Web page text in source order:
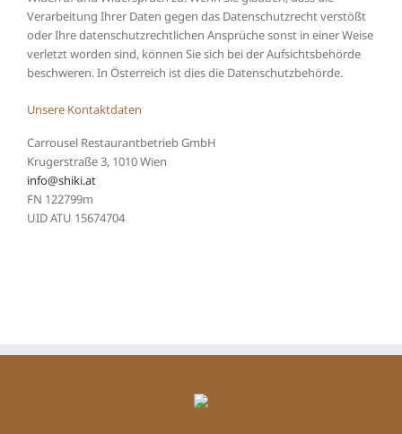
Verarbeitung Ihrer Daten gegen das Datenschutzrecht verstößt
oder Ihre datenschutzrechtlichen Ansprüche sonst in einer Weise
verletzt worden sind, können Sie sich bei der Aufsichtsbehörde
beschweren. In Österreich ist dies die Datenschutzbehörde.
Unsere Kontaktdaten
Carrousel Restaurantbetrieb GmbH
Krugerstraße 3, 1010 Wien
info@shiki.at
FN 122799m
UID ATU 15674704